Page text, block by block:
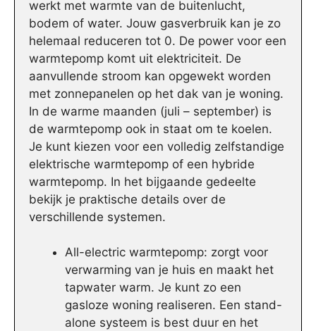
werkt met warmte van de buitenlucht,
bodem of water. Jouw gasverbruik kan je zo
helemaal reduceren tot 0. De power voor een
warmtepomp komt uit elektriciteit. De
aanvullende stroom kan opgewekt worden
met zonnepanelen op het dak van je woning.
In de warme maanden (juli – september) is
de warmtepomp ook in staat om te koelen.
Je kunt kiezen voor een volledig zelfstandige
elektrische warmtepomp of een hybride
warmtepomp. In het bijgaande gedeelte
bekijk je praktische details over de
verschillende systemen.
All-electric warmtepomp: zorgt voor
verwarming van je huis en maakt het
tapwater warm. Je kunt zo een
gasloze woning realiseren. Een stand-
alone systeem is best duur en het